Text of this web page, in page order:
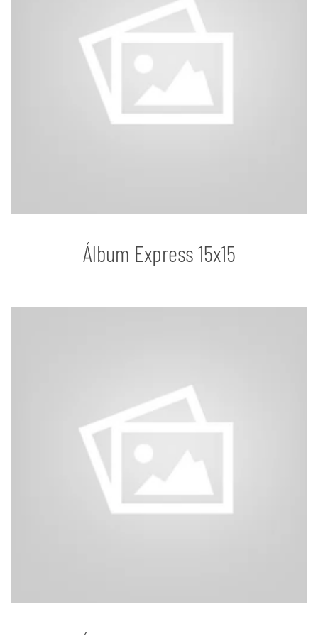
Álbum Express 15x15